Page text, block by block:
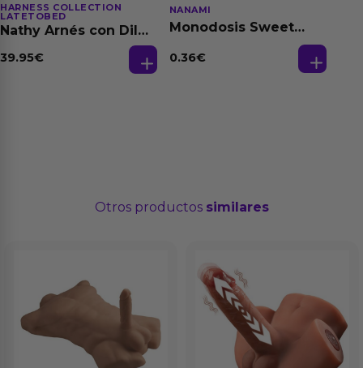
HARNESS COLLECTION
LATETOBED
Nathy Arnés con Dildo
39.95€
NANAMI
Monodosis Sweet
Base Agua 4 ml
0.36€
Otros productos similares